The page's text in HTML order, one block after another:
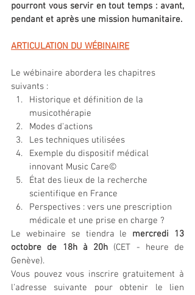
pourront vous servir en tout temps : avant,
pendant et après une mission humanitaire.
ARTICULATION DU WÉBINAIRE
Le wébinaire abordera les chapitres
suivants :
Historique et définition de la
musicothérapie
Modes d'actions
Les techniques utilisées
Exemple du dispositif médical
innovant Music Care©
État des lieux de la recherche
scientifique en France
Perspectives : vers une prescription
médicale et une prise en charge ?
Le webinaire se tiendra le mercredi 13
octobre de 18h à 20h (CET - heure de
Genève).
Vous pouvez vous inscrire gratuitement à
l'adresse suivante pour obtenir le lien